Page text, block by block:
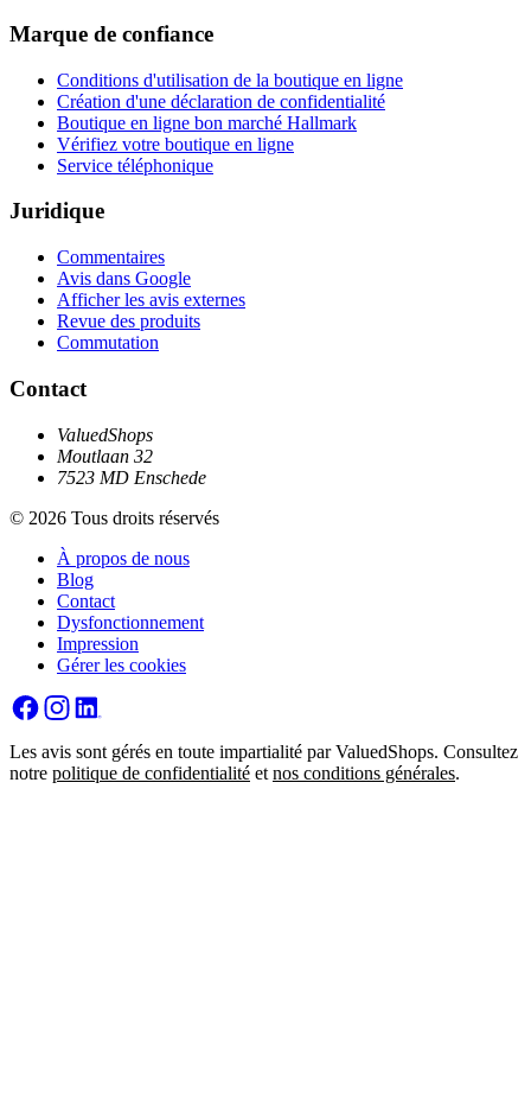
Marque de confiance
Conditions d'utilisation de la boutique en ligne
Création d'une déclaration de confidentialité
Boutique en ligne bon marché Hallmark
Vérifiez votre boutique en ligne
Service téléphonique
Juridique
Commentaires
Avis dans Google
Afficher les avis externes
Revue des produits
Commutation
Contact
ValuedShops
Moutlaan 32
7523 MD Enschede
© 2026 Tous droits réservés
À propos de nous
Blog
Contact
Dysfonctionnement
Impression
Gérer les cookies
Les avis sont gérés en toute impartialité par ValuedShops. Consultez
notre politique de confidentialité etnos conditions générales.